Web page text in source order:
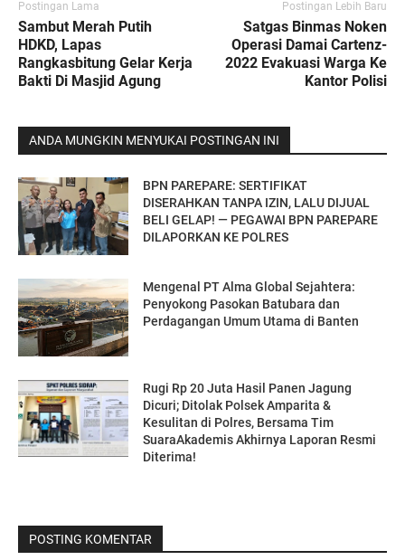
Postingan Lama
Sambut Merah Putih
HDKD, Lapas
Rangkasbitung Gelar Kerja
Bakti Di Masjid Agung
Postingan Lebih Baru
Satgas Binmas Noken
Operasi Damai Cartenz-
2022 Evakuasi Warga Ke
Kantor Polisi
ANDA MUNGKIN MENYUKAI POSTINGAN INI
BPN PAREPARE: SERTIFIKAT
DISERAHKAN TANPA IZIN, LALU DIJUAL
BELI GELAP! — PEGAWAI BPN PAREPARE
DILAPORKAN KE POLRES
Mengenal PT Alma Global Sejahtera:
Penyokong Pasokan Batubara dan
Perdagangan Umum Utama di Banten
Rugi Rp 20 Juta Hasil Panen Jagung
Dicuri; Ditolak Polsek Amparita &
Kesulitan di Polres, Bersama Tim
SuaraAkademis Akhirnya Laporan Resmi
Diterima!
POSTING KOMENTAR